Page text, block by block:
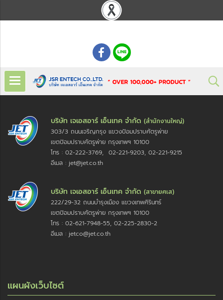
บริษัท เจเอสอาร์ เอ็นเทค จำกัด (สำนักงานใหญ่)
303/3 ถนนเจริญกรุง แขวงป้อมปราบศัตรูพ่าย
เขตป้อมปราบศัตรูพ่าย กรุงเทพฯ 10100
โทร : 02-222-3769, 02-221-9203, 02-221-9215
อีเมล : jet@jet.co.th
บริษัท เจเอสอาร์ เอ็นเทค จำกัด (สาขายศเส)
222/29-32 ถนนบำรุงเมือง แขวงเทพศิรินทร์
เขตป้อมปราบศัตรูพ่าย กรุงเทพฯ 10100
โทร : 02-621-7948-55, 02-225-2830-2
อีเมล : jetco@jet.co.th
แผนผังเว็บไซต์